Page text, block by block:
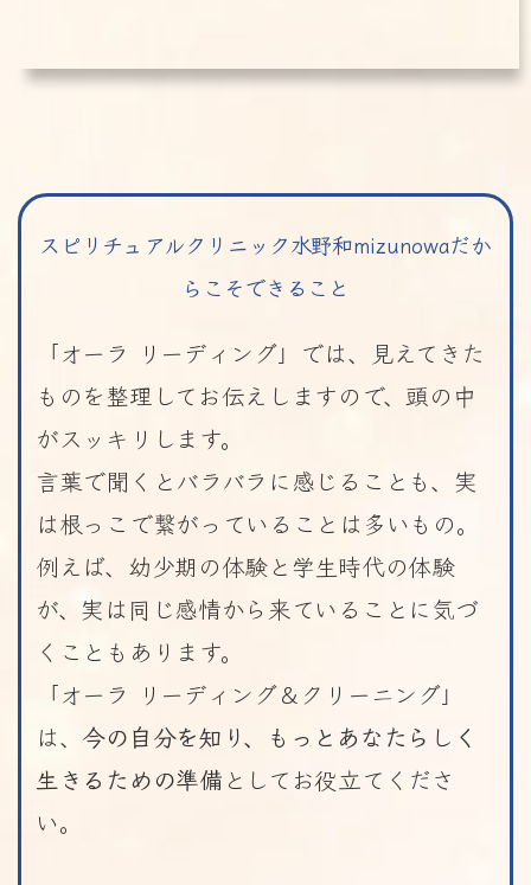
スピリチュアルクリニック水野和mizunowaだか
らこそできること
「オーラ リーディング」では、見えてきた
ものを整理してお伝えしますので、頭の中
がスッキリします。
言葉で聞くとバラバラに感じることも、実
は根っこで繋がっていることは多いもの。
例えば、幼少期の体験と学生時代の体験
が、実は同じ感情から来ていることに気づ
くこともあります。
「オーラ リーディング＆クリーニング」
は、 今の自分を知り、もっとあなたらしく
生きるための準備 としてお役立てくださ
い。